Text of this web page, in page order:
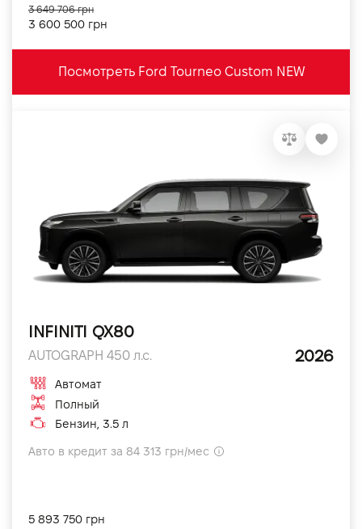
3 600 500 грн
3 649 706 грн
Посмотреть Ford Tourneo Custom NEW
INFINITI QX80
AUTOGRAPH 450 л.с. 2026
Автомат
Полный
Бензин, 3.5 л
Авто в кредит за 84 313 грн/мес
5 893 750 грн